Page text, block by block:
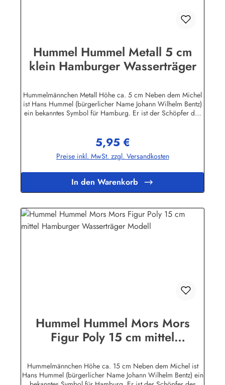
Hummel Hummel Metall 5 cm
klein Hamburger Wasserträger
Hummelmännchen Metall Höhe ca. 5 cm Neben dem Michel
ist Hans Hummel (bürgerlicher Name Johann Wilhelm Bentz)
ein bekanntes Symbol für Hamburg. Er ist der Schöpfer des
in der Hamburger Neustadt, von Kindern geneckt, indem sie
ihn beim Spottnamen "Hummel, Hummel" riefen, worauf er
mit "Mors, Mors" antwortete, eine Kurzform des
mich am Arsc..."Herstellerinformationen:Peter Menk
SouvenirsBruchweg 3627389 Fintelinfo@menk-souvenirs.de
Regulärer Preis:
5,95 €
Preise inkl. MwSt. zzgl. Versandkosten
In den Warenkorb
Hummel Hummel Mors Mors
Figur Poly 15 cm mittel
Hummelmännchen Höhe ca. 15 cm Neben dem Michel ist
Hans Hummel (bürgerlicher Name Johann Wilhelm Bentz) ein